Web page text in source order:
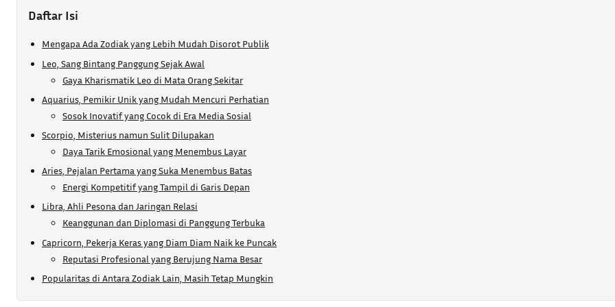
Daftar Isi
Mengapa Ada Zodiak yang Lebih Mudah Disorot Publik
Leo, Sang Bintang Panggung Sejak Awal
Gaya Kharismatik Leo di Mata Orang Sekitar
Aquarius, Pemikir Unik yang Mudah Mencuri Perhatian
Sosok Inovatif yang Cocok di Era Media Sosial
Scorpio, Misterius namun Sulit Dilupakan
Daya Tarik Emosional yang Menembus Layar
Aries, Pejalan Pertama yang Suka Menembus Batas
Energi Kompetitif yang Tampil di Garis Depan
Libra, Ahli Pesona dan Jaringan Relasi
Keanggunan dan Diplomasi di Panggung Terbuka
Capricorn, Pekerja Keras yang Diam Diam Naik ke Puncak
Reputasi Profesional yang Berujung Nama Besar
Popularitas di Antara Zodiak Lain, Masih Tetap Mungkin